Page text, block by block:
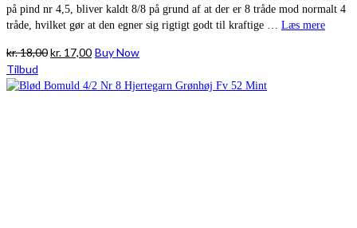
på pind nr 4,5, bliver kaldt 8/8 på grund af at der er 8 tråde mod normalt 4
tråde, hvilket gør at den egner sig rigtigt godt til kraftige … Læs mere
kr.18,00Den
pris
kr. 17,00Den
pris
Buy Now
Tilbud